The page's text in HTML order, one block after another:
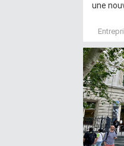
une